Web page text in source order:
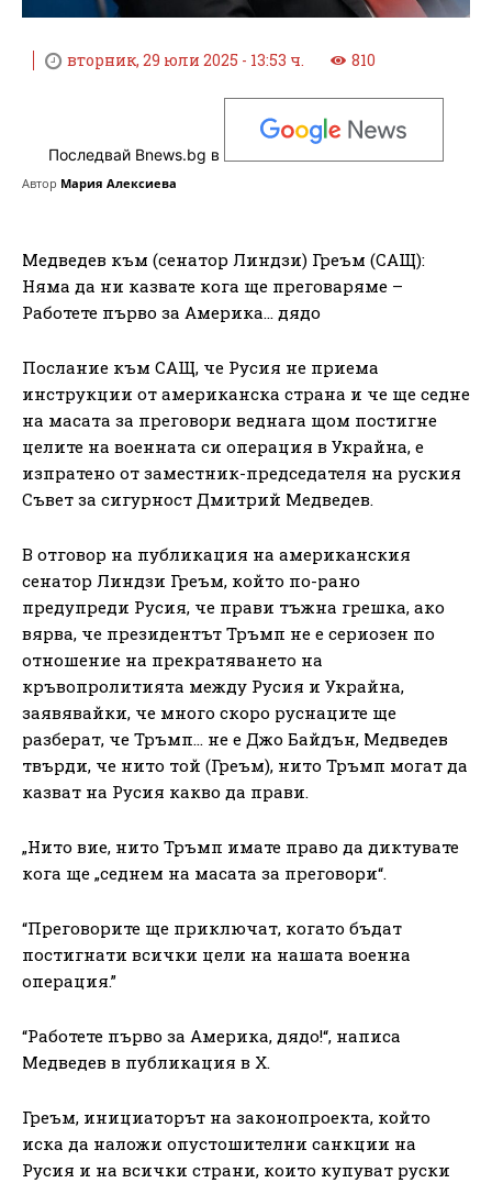
вторник, 29 юли 2025 - 13:53 ч. 810
Последвай Bnews.bg в
Автор Мария Алексиева
Медведев към (сенатор Линдзи) Греъм (САЩ):
Няма да ни казвате кога ще преговаряме –
Работете първо за Америка… дядо
Послание към САЩ, че Русия не приема
инструкции от американска страна и че ще седне
на масата за преговори веднага щом постигне
целите на военната си операция в Украйна, е
изпратено от заместник-председателя на руския
Съвет за сигурност Дмитрий Медведев.
В отговор на публикация на американския
сенатор Линдзи Греъм, който по-рано
предупреди Русия, че прави тъжна грешка, ако
вярва, че президентът Тръмп не е сериозен по
отношение на прекратяването на
кръвопролитията между Русия и Украйна,
заявявайки, че много скоро руснаците ще
разберат, че Тръмп… не е Джо Байдън, Медведев
твърди, че нито той (Греъм), нито Тръмп могат да
казват на Русия какво да прави.
„Нито вие, нито Тръмп имате право да диктувате
кога ще „седнем на масата за преговори“.
“Преговорите ще приключат, когато бъдат
постигнати всички цели на нашата военна
операция.”
“Работете първо за Америка, дядо!“, написа
Медведев в публикация в X.
Греъм, инициаторът на законопроекта, който
иска да наложи опустошителни санкции на
Русия и на всички страни, които купуват руски